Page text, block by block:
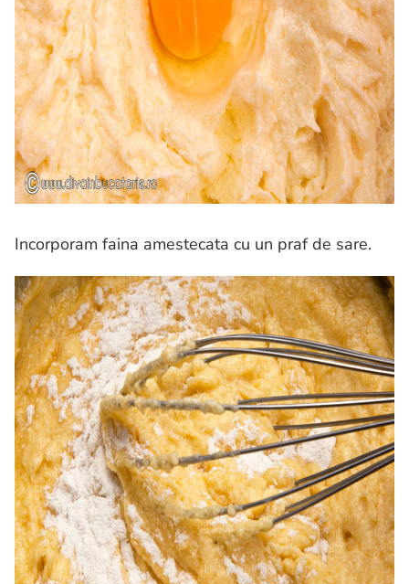
Incorporam faina amestecata cu un praf de sare.